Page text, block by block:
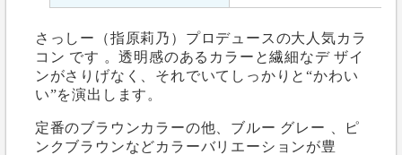
さっしー（指原莉乃）プロデュースの大人気カラ
コン です 。透明感のあるカラーと繊細なデ ザイ
ンがさりげなく、それでいてしっかりと“かわい
い”を演出します。
定番のブラウンカラーの他、ブルー グレー 、ピ
ンクブラウンなどカラーバリエーションが豊